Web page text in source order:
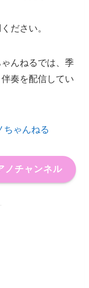
ださい。
んねるでは、季
奏を配信してい
ちゃんねる
ノチャンネル